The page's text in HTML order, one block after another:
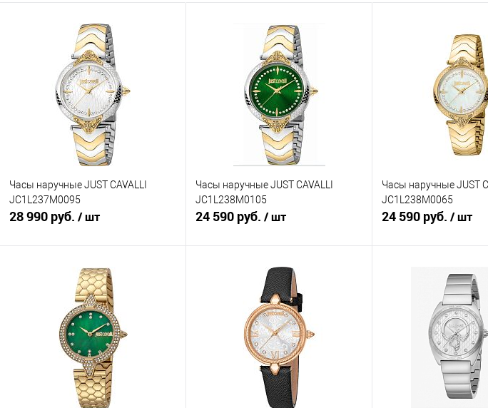
Часы наручные JUST CAVALLI
JC1L237M0095
28 990 руб. / шт
В корзину
Купить в 1 клик
В избранное
В наличии
Часы наручные JUST CAVALLI
JC1L238M0105
24 590 руб. / шт
В корзину
Купить в 1 клик
В избранное
В наличии
Часы наручные JUST
JC1L238M0065
24 590 руб. / шт
В
Купить в 1 клик
В избранное